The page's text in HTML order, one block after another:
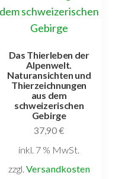
Das Thierleben der
Alpenwelt.
Naturansichten und
Thierzeichnungen
aus dem
schweizerischen
Gebirge
37,90€
inkl. 7 % MwSt.
zzgl. Versandkosten